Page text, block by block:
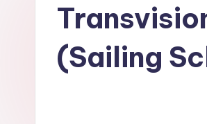
M(Sailing